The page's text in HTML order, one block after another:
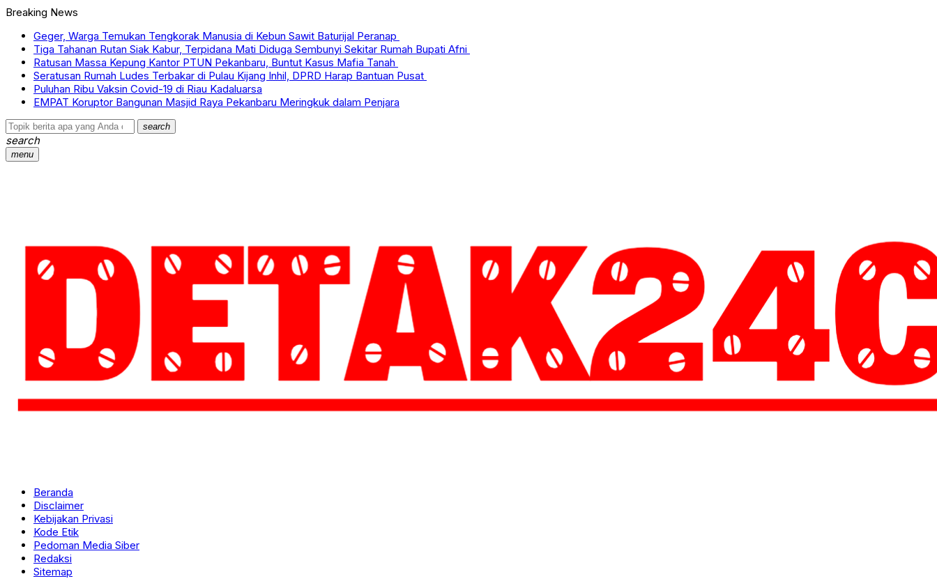
Breaking News
Geger, Warga Temukan Tengkorak Manusia di Kebun Sawit Baturijal Peranap
Tiga Tahanan Rutan Siak Kabur, Terpidana Mati Diduga Sembunyi Sekitar Rumah Bupati Afni
Ratusan Massa Kepung Kantor PTUN Pekanbaru, Buntut Kasus Mafia Tanah
Seratusan Rumah Ludes Terbakar di Pulau Kijang Inhil, DPRD Harap Bantuan Pusat
Puluhan Ribu Vaksin Covid-19 di Riau Kadaluarsa
EMPAT Koruptor Bangunan Masjid Raya Pekanbaru Meringkuk dalam Penjara
search
search
menu
Beranda
Disclaimer
Kebijakan Privasi
Kode Etik
Pedoman Media Siber
Redaksi
Sitemap